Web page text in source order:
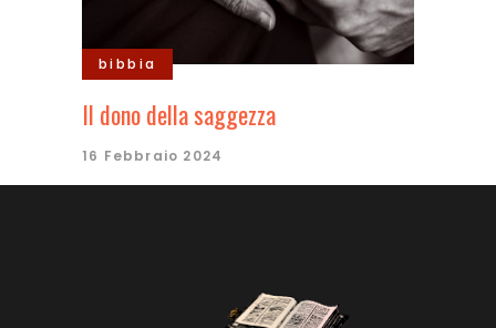
bibbia
Il dono della saggezza
16 Febbraio 2024